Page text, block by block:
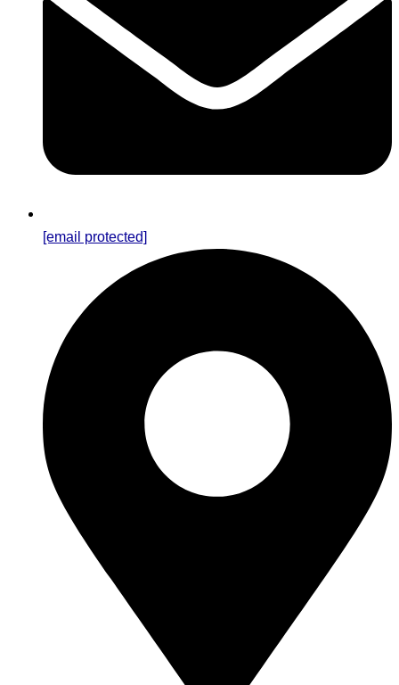
[email protected]